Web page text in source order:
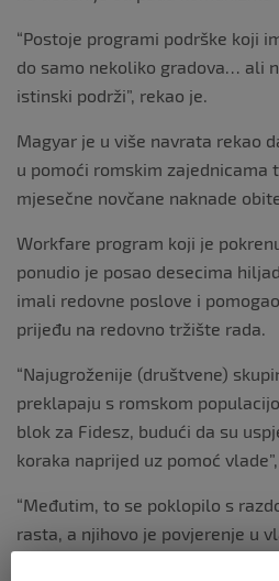
“Postoje programi podrške koji
do samo nekoliko gradova… ali
istinski podrži”, rekao je.
Magyar je u više navrata rekao
u pomoći romskim zajednicama
mjesečne novčane naknade
Workfare program koji je
ponudio je posao desecima
imali redovne poslove i
prijeđu na redovno tržište rada.
“Najugroženije (društvene)
preklapaju s romskom
blok za Fidesz, budući da su
koraka naprijed uz pomoć
“Međutim, to se poklopilo s
rasta, a njihovo je povjerenje u